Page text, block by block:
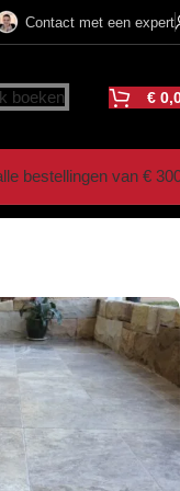
Contact met een expert
boeken €
bestellingen van €